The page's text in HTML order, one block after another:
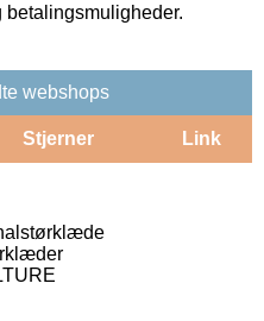
betalingsmuligheder.
webshops
Stjerner Link